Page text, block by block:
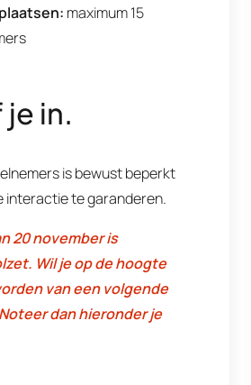
maximum 15
in.
is bewust beperkt
interactie te garanderen.
20 november is
Wil je op de hoogte
van een volgende
dan hieronder je